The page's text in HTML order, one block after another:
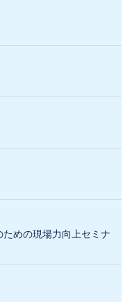
ための現場力向上セミナ